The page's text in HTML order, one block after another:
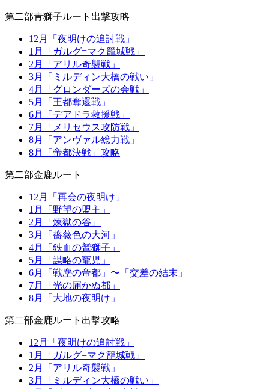
第二部青獅子ルート出撃攻略
12月「夜明けの追討戦」
1月「ガルグ=マク籠城戦」
2月「アリル奇襲戦」
3月「ミルディン大橋の戦い」
4月「グロンダーズの会戦」
5月「王都奪還戦」
6月「デアドラ救援戦」
7月「メリセウス攻防戦」
8月「アンヴァル総力戦」
8月「帝都決戦」攻略
第二部金鹿ルート
12月「再会の夜明け」
1月「野望の盟主」
2月「煉獄の谷」
3月「薔薇色の大河」
4月「鉄血の鷲獅子」
5月「謀略の寵児」
6月「戦塵の帝都」〜「交差の結末」
7月「光の届かぬ都」
8月「大地の夜明け」
第二部金鹿ルート出撃攻略
12月「夜明けの追討戦」
1月「ガルグ=マク籠城戦」
2月「アリル奇襲戦」
3月「ミルディン大橋の戦い」